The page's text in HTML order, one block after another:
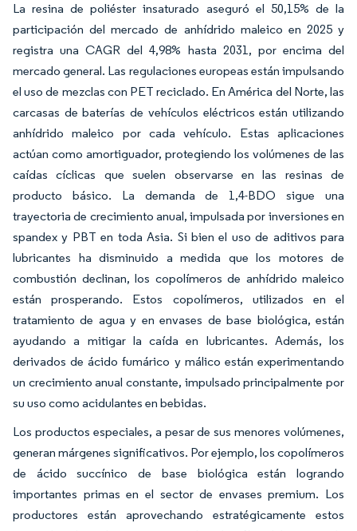
La resina de poliéster insaturado aseguró el 50,15% de la
participación del mercado de anhídrido maleico en 2025 y
registra una CAGR del 4,98% hasta 2031, por encima del
mercado general. Las regulaciones europeas están impulsando
el uso de mezclas con PET reciclado. En América del Norte, las
carcasas de baterías de vehículos eléctricos están utilizando
anhídrido maleico por cada vehículo. Estas aplicaciones
actúan como amortiguador, protegiendo los volúmenes de las
caídas cíclicas que suelen observarse en las resinas de
producto básico. La demanda de 1,4-BDO sigue una
trayectoria de crecimiento anual, impulsada por inversiones en
spandex y PBT en toda Asia. Si bien el uso de aditivos para
lubricantes ha disminuido a medida que los motores de
combustión declinan, los copolímeros de anhídrido maleico
están prosperando. Estos copolímeros, utilizados en el
tratamiento de agua y en envases de base biológica, están
ayudando a mitigar la caída en lubricantes. Además, los
derivados de ácido fumárico y málico están experimentando
un crecimiento anual constante, impulsado principalmente por
su uso como acidulantes en bebidas.
Los productos especiales, a pesar de sus menores volúmenes,
generan márgenes significativos. Por ejemplo, los copolímeros
de ácido succínico de base biológica están logrando
importantes primas en el sector de envases premium. Los
productores están aprovechando estratégicamente estos